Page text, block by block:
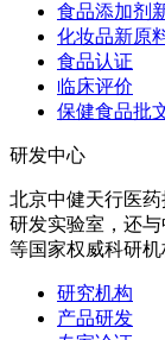
食品添加剂
化妆品新原
食品认证
临床评价
保健食品批
研发中心
北京中健天行医
研发实验室，还
等国家权威科研
研究机构
产品研发